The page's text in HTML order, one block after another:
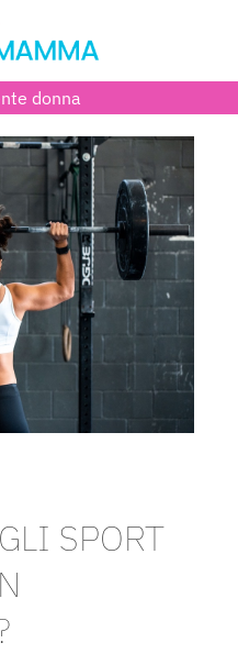
donna
SPORT